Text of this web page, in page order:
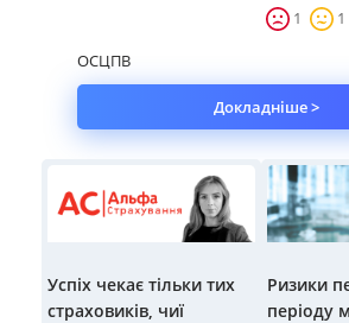
1
1
ОСЦПВ
Докладніше >
Успіх чекає тільки тих
страховиків, чиї
Ризики
періоду